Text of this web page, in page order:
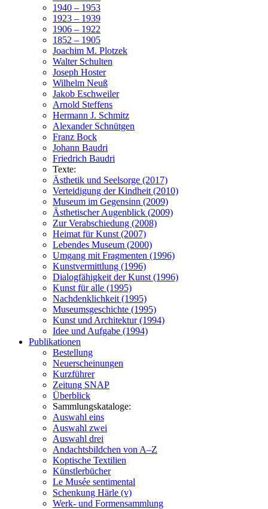
1940 – 1953
1923 – 1939
1906 – 1922
1852 – 1905
Joachim M. Plotzek
Walter Schulten
Joseph Hoster
Wilhelm Neuß
Jakob Eschweiler
Arnold Steffens
Hermann J. Schmitz
Alexander Schnütgen
Franz Bock
Johann Baudri
Friedrich Baudri
Texte:
Ästhetik und Seelsorge (2017)
Verteidigung der Kindheit (2010)
Museum im Gegensinn (2009)
Ästhetischer Augenblick (2009)
Zur Verabschiedung (2008)
Heimat für Kunst (2007)
Lebendes Museum (2000)
Umgang mit Fragmenten (1996)
Kunstvermittlung (1996)
Dialogfähigkeit der Kunst (1996)
Kunst für alle (1995)
Nachdenklichkeit (1995)
Museumsgeschichte (1995)
Kunst und Architektur (1994)
Idee und Aufgabe (1994)
Publikationen
Bestellung
Neuerscheinungen
Kurzführer
Zeitung SNAP
Überblick
Sammlungskataloge:
Auswahl eins
Auswahl zwei
Auswahl drei
Andachtsbildchen von A–Z
Koptische Textilien
Künstlerbücher
Le Musée sentimental
Schenkung Härle (v)
Werk- und Formensammlung